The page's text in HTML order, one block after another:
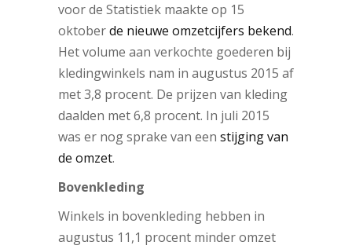
voor de Statistiek maakte op 15
oktoberde nieuwe omzetcijfers bekend.
Het volume aan verkochte goederen bij
kledingwinkels nam in augustus 2015 af
met 3,8 procent. De prijzen van kleding
daalden met 6,8 procent. In juli 2015
was er nog sprake van een stijging van
de omzet.
Bovenkleding
Winkels in bovenkleding hebben in
augustus 11,1 procent minder omzet